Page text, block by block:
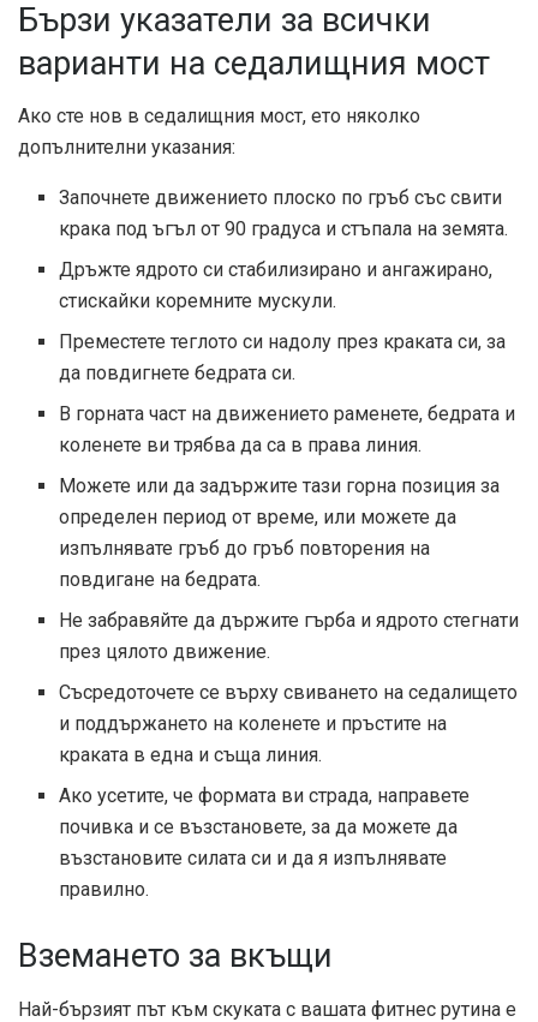
Бързи указатели за всички
варианти на седалищния мост
Ако сте нов в седалищния мост, ето няколко
допълнителни указания:
Започнете движението плоско по гръб със свити
крака под ъгъл от 90 градуса и стъпала на земята.
Дръжте ядрото си стабилизирано и ангажирано,
стискайки коремните мускули.
Преместете теглото си надолу през краката си, за
да повдигнете бедрата си.
В горната част на движението раменете, бедрата и
коленете ви трябва да са в права линия.
Можете или да задържите тази горна позиция за
определен период от време, или можете да
изпълнявате гръб до гръб повторения на
повдигане на бедрата.
Не забравяйте да държите гърба и ядрото стегнати
през цялото движение.
Съсредоточете се върху свиването на седалището
и поддържането на коленете и пръстите на
краката в една и съща линия.
Ако усетите, че формата ви страда, направете
почивка и се възстановете, за да можете да
възстановите силата си и да я изпълнявате
правилно.
Вземането за вкъщи
Най-бързият път към скуката с вашата фитнес рутина е